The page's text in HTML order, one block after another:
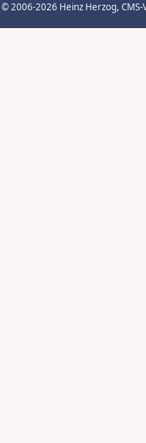
© 2006-2026 Heinz Herzog,